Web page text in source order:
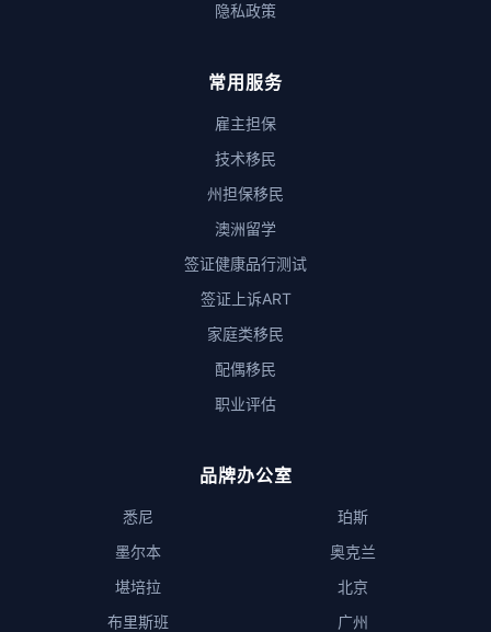
隐私政策
常用服务
雇主担保
技术移民
州担保移民
澳洲留学
签证健康品行测试
签证上诉ART
家庭类移民
配偶移民
职业评估
品牌办公室
悉尼
墨尔本
堪培拉
布里斯班
珀斯
奥克兰
北京
广州